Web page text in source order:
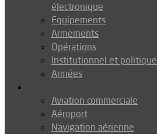
électronique
Equipements
Armements
Opérations
Institutionnel et politique
Armées
Aviation commerciale
Aéroport
Navigation aérienne